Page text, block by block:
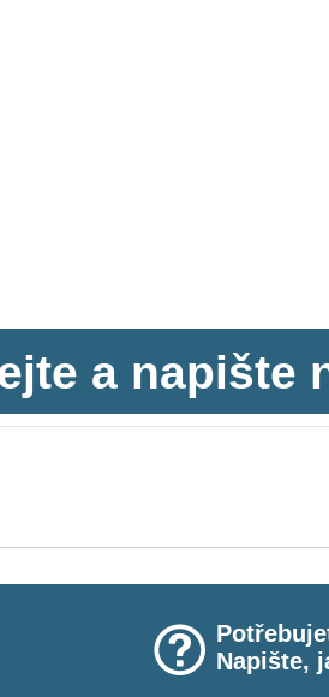
a napište
Napište,